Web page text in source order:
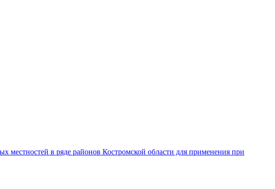
местностей в ряде районов Костромской области для применения при